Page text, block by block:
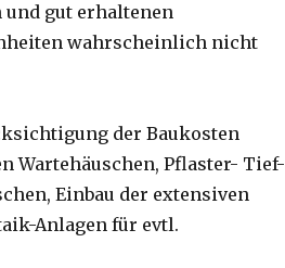
gut erhaltenen
wahrscheinlich nicht
der Baukosten
Wartehäuschen, Pflaster- Tief-
Einbau der extensiven
Anlagen für evtl.